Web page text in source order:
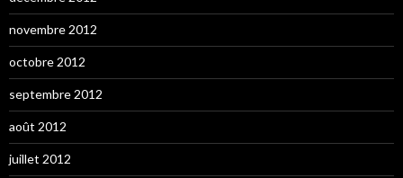
novembre 2012
octobre 2012
septembre 2012
août 2012
juillet 2012